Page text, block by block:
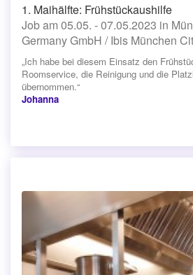
1. Maihälfte: Frühstückaushilfe
Job am 05.05. - 07.05.2023 in
Germany GmbH / Ibis München
„Ich habe bei diesem Einsatz den
Roomservice, die Reinigung und die
übernommen.“
Johanna